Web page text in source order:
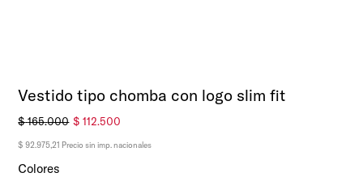
Vestido tipo chomba con logo slim fit
$165.000 $ 112.500
$ 92.975,21 Precio sin imp. nacionales
Colores